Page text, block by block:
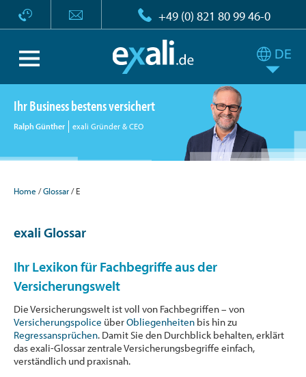
+49 (0) 821 80 99 46-0
Ihr Business bestens versichert
Ralph Günther exali Gründer & CEO
Home Glossar E
exali Glossar
Ihr Lexikon für Fachbegriffe aus der
Versicherungswelt
Die Versicherungswelt ist voll von Fachbegriffen – von
Versicherungspolice überObliegenheiten bis hin zu
Regressansprüchen. Damit Sie den Durchblick behalten, erklärt
das exali-Glossar zentrale Versicherungsbegriffe einfach,
verständlich und praxisnah.